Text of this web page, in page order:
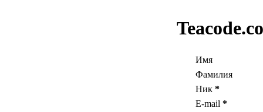
Имя
Фамилия
Ник *
E-mail *